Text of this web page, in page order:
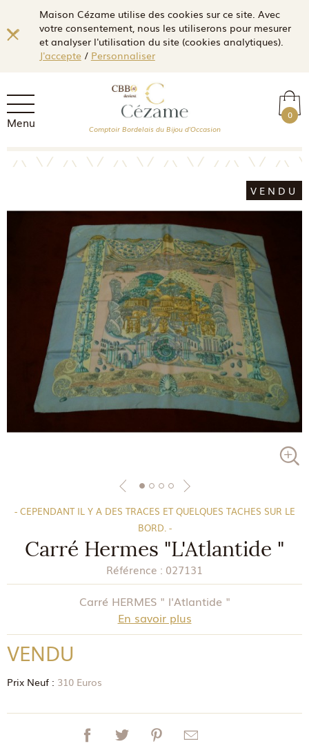
Maison Cézame utilise des cookies sur ce site. Avec
votre consentement, nous les utiliserons pour mesurer
et analyser l'utilisation du site (cookies analytiques).
J'accepte/ Personnaliser
Menu 0
Comptoir Bordelais du Bijou d'Occasion
VENDU
- CEPENDANT IL Y A DES TRACES ET QUELQUES TACHES SUR LE
BORD. -
Carré Hermes "L'Atlantide "
Référence : 027131
Carré HERMES " l'Atlantide "
En savoir plus
VENDU
Prix Neuf : 310 Euros